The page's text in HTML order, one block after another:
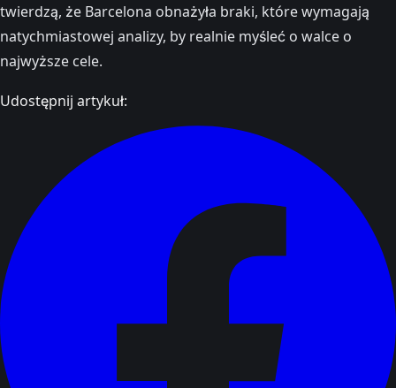
twierdzą, że Barcelona obnażyła braki, które wymagają
natychmiastowej analizy, by realnie myśleć o walce o
najwyższe cele.
Udostępnij artykuł: